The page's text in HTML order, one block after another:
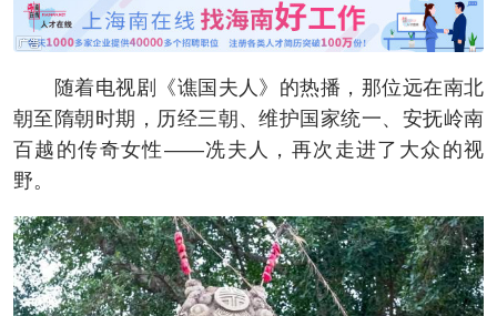
教育 健康 房产
生活 演出 活动
展会 走读海南 周末去哪儿
随着电视剧《谯国夫人》的热播，那位远在南北
朝至隋朝时期，历经三朝、维护国家统一、安抚岭南
百越的传奇女性——冼夫人，再次走进了大众的视
野。